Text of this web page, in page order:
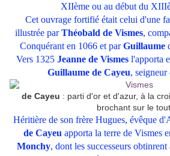
XIIème ou au début du
Cet ouvrage fortifié était celui d'une
illustrée parThéobald de Vismes,
Conquérant en 1066 et parGuillaume
Vers 1325Jeanne de Vismesl'apporta
Guillaume de Cayeu, seigneur
de Cayeu : parti d'or et d'azur, à la
brochant sur le tout.
Héritière de son frère Hugues, évêque
de Cayeu apporta la terre de Vismes
Monchy, dont les successeurs